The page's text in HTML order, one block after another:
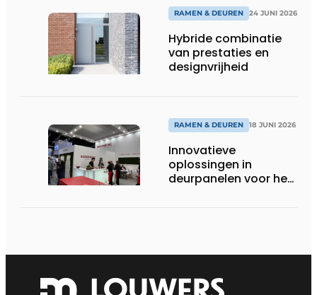
RAMEN & DEUREN 24 JUNI 2026
Hybride combinatie
van prestaties en
designvrijheid
RAMEN & DEUREN 18 JUNI 2026
Innovatieve
oplossingen in
deurpanelen voor het